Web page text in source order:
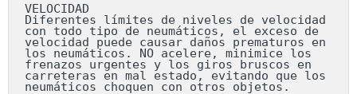
VELOCIDAD
Diferentes límites de niveles de velocidad
con todo tipo de neumáticos, el exceso de
velocidad puede causar daños prematuros en
los neumáticos. NO acelere, minimice los
frenazos urgentes y los giros bruscos en
carreteras en mal estado, evitando que los
neumáticos choquen con otros objetos.